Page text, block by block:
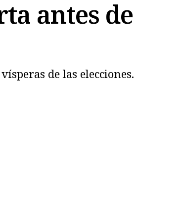
antes de
de las elecciones.